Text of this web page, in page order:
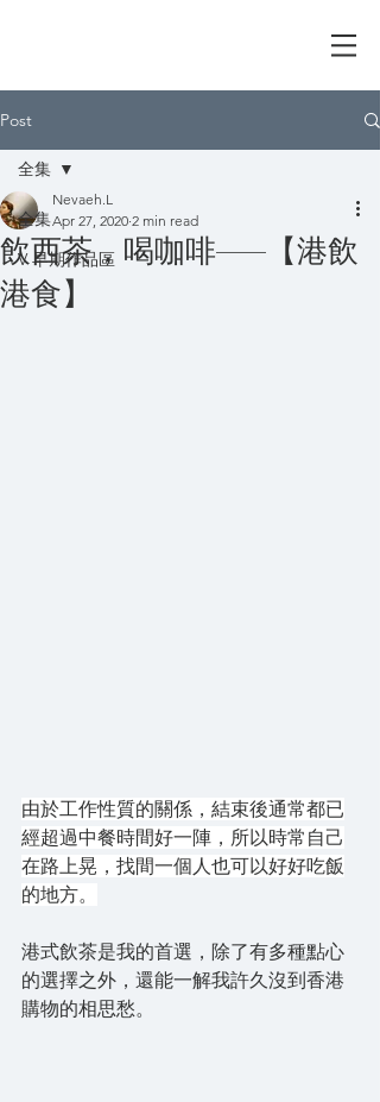
Post
全集
V 早期作品區
全集
飲西茶，喝咖啡——【港飲
港食】
Nevaeh.L
Apr 27, 2020 2 min read
由於工作性質的關係，結束後通常都已
經超過中餐時間好一陣，所以時常自己
在路上晃，找間一個人也可以好好吃飯
的地方。
港式飲茶是我的首選，除了有多種點心
的選擇之外，還能一解我許久沒到香港
購物的相思愁。